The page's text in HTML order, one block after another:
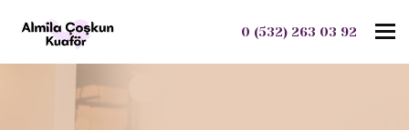
0 (532) 263 03 92